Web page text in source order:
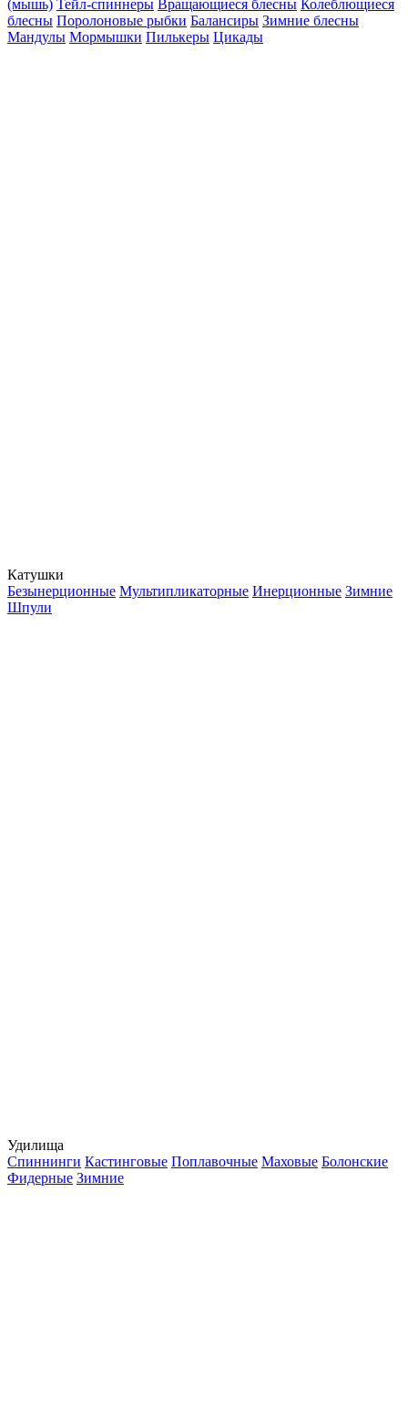
(мышь) Тейл-спиннеры Вращающиеся блесны Колеблющиеся
блесны Поролоновые рыбки Балансиры Зимние блесны
Мандулы Мормышки Пилькеры Цикады
Катушки
Безынерционные Мультипликаторные Инерционные Зимние
Шпули
Удилища
Спиннинги Кастинговые Поплавочные Маховые Болонские
Фидерные Зимние